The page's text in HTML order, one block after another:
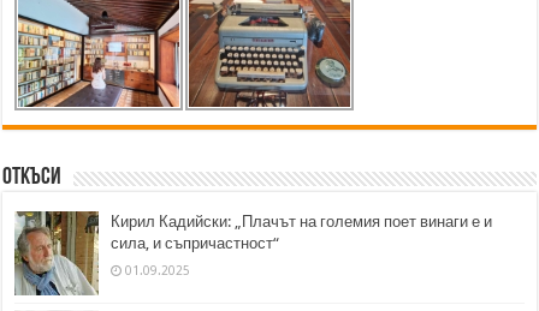
Откъси
Кирил Кадийски: „Плачът на големия поет винаги е и
сила, и съпричастност“
01.09.2025